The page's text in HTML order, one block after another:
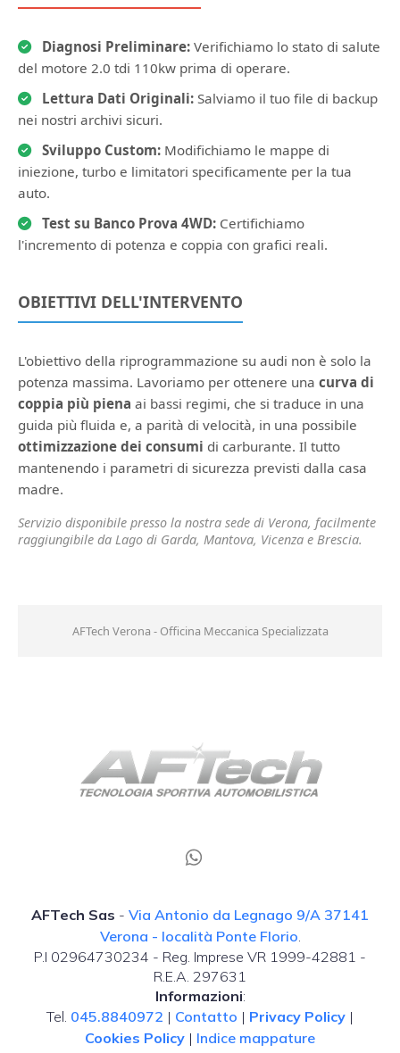
Diagnosi Preliminare: Verifichiamo lo stato di salute
del motore 2.0 tdi 110kw prima di operare.
Lettura Dati Originali: Salviamo il tuo file di backup
nei nostri archivi sicuri.
Sviluppo Custom: Modifichiamo le mappe di
iniezione, turbo e limitatori specificamente per la tua
auto.
Test su Banco Prova 4WD: Certifichiamo
l'incremento di potenza e coppia con grafici reali.
OBIETTIVI DELL'INTERVENTO
L'obiettivo della riprogrammazione su audi non è solo la
potenza massima. Lavoriamo per ottenere una curva di
coppia più piena ai bassi regimi, che si traduce in una
guida più fluida e, a parità di velocità, in una possibile
ottimizzazione dei consumi di carburante. Il tutto
mantenendo i parametri di sicurezza previsti dalla casa
madre.
Servizio disponibile presso la nostra sede di Verona, facilmente
raggiungibile da Lago di Garda, Mantova, Vicenza e Brescia.
AFTech Verona - Officina Meccanica Specializzata
AFTech Sas - Via Antonio da Legnago 9/A 37141
Verona - località Ponte Florio
P.I 02964730234 - Reg. Imprese VR 1999-42881 -
R.E.A. 297631
Informazioni:
Tel. 045.8840972 | Contatto | Privacy Policy |
Cookies Policy | Indice mappature